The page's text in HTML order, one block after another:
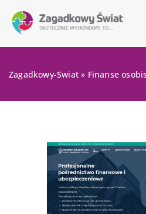
Zagadkowy-Swiat » Finanse